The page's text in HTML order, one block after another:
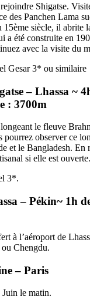
Shigatse.
des Panchen Lama
siècle, il abrite
a été construite en
avec la visite du
Gesar 3* ou similaire
– Lhassa ~
: 3700m
le fleuve
pourrez observer ce
et le Bangladesh. En
si elle est
3*.
– Pékin~ 1h
à l’aéroport de
Chengdu.
– Paris
le matin.